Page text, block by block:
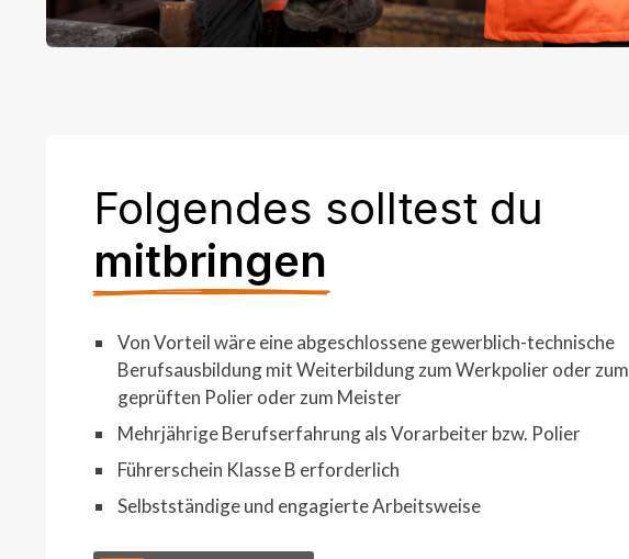
Folgendes solltest du
mitbringen
Von Vorteil wäre eine abgeschlossene gewerblich-technische
Berufsausbildung mit Weiterbildung zum Werkpolier oder zum
geprüften Polier oder zum Meister
Mehrjährige Berufserfahrung als Vorarbeiter bzw. Polier
Führerschein Klasse B erforderlich
Selbstständige und engagierte Arbeitsweise